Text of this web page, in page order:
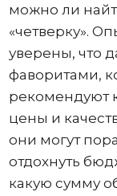
можно ли
«четверку».
уверены, что
фаворитами,
рекомендуют
цены и
они могут
отдохнуть
какую сумму